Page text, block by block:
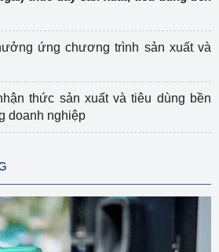
ứng chương trình sản xuất và
thức sản xuất và tiêu dùng bền
doanh nghiệp